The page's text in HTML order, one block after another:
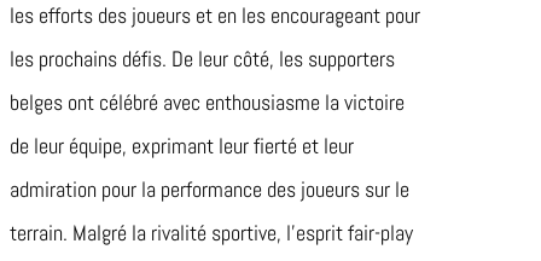
les efforts des joueurs et en les encourageant pour
les prochains défis. De leur côté, les supporters
belges ont célébré avec enthousiasme la victoire
de leur équipe, exprimant leur fierté et leur
admiration pour la performance des joueurs sur le
terrain. Malgré la rivalité sportive, l’esprit fair-play